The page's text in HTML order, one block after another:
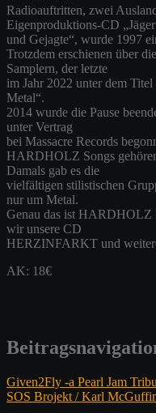
Radioauftritten, zwei
Eigenproduktions-CD „Jäger
und Gejagte“, wurde 1997
Trotzdem erschienen über
Samplern, der letzte
im Jahr 2022 unter dem
Metal“.
2014 wurde die Pause
unter Vertrag
bei Massacre Records
HARDHOLZ Songs
Damals gab es die
vielfältigen stilistischen
nur um Metal.
Genau das ist HARDHOLZ
wir unsere CD
HERZINFARKT und
AK: 18€
Given2Fly -a Pearl Jam
SOS Brojekt / Karl